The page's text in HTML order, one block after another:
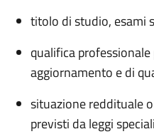
titolo di studio, esami
qualifica
aggiornamento e di
situazione reddituale
previsti da leggi